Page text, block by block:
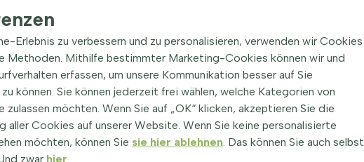
werden direkt vom Züchter geliefert, sodass Sie
ihre pflegeleichte Natur und die Möglichkeit, sie
sind Feigenbäume eine ideale Wahl für Gartenliebhaber
und Qualität. Daher bieten wir Ihnen eine
Garten zu finden. Sichern Sie sich noch heute Ihren
Früchte in Ihrem eigenen Garten!
Erlebnis zu verbessern und zu personalisieren, verwenden wir Cookies
Methoden. Mithilfe bestimmter Marketing-Cookies können wir und
erfassen, um unsere Kommunikation besser auf Sie
können. Sie können jederzeit frei wählen, welche Kategorien von
zulassen möchten. Wenn Sie auf „OK“ klicken, akzeptieren Sie die
aller Cookies auf unserer Website. Wenn Sie keine personalisierte
möchten, können Sie sie hier ablehnen. Das können Sie auch selbst
zwar hier.